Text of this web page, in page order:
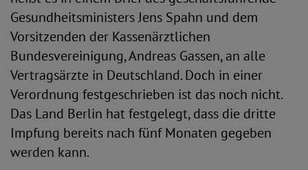
Gesundheitsministers Jens Spahn und dem
Vorsitzenden der Kassenärztlichen
Bundesvereinigung, Andreas Gassen, an alle
Vertragsärzte in Deutschland. Doch in einer
Verordnung festgeschrieben ist das noch nicht.
Das Land Berlin hat festgelegt, dass die dritte
Impfung bereits nach fünf Monaten gegeben
werden kann.